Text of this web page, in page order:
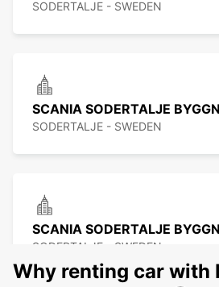
SODERTALJE - SWEDEN
SCANIA SODERTALJE
SODERTALJE - SWEDEN
SCANIA SODERTALJE
SODERTALJE - SWEDEN
Why renting car with